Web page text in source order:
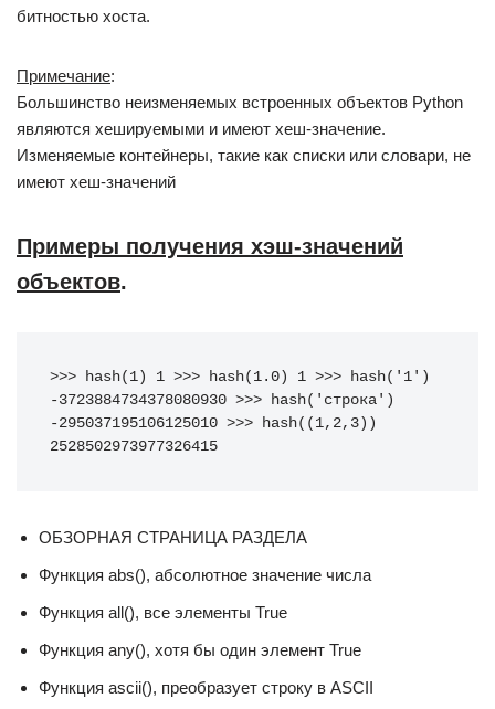
битностью хоста.
Примечание:
Большинство неизменяемых встроенных объектов Python
являются хешируемыми и имеют хеш-значение.
Изменяемые контейнеры, такие как списки или словари, не
имеют хеш-значений
Примеры получения хэш-значений
объектов.
>>> hash( 1 ) 1 >>> hash( 1.0 ) 1 >>> hash( '1' )
-3723884734378080930 >>> hash( 'строка' )
-295037195106125010 >>> hash(( 1, 2, 3 ))
2528502973977326415
ОБЗОРНАЯ СТРАНИЦА РАЗДЕЛА
Функция abs(), абсолютное значение числа
Функция all(), все элементы True
Функция any(), хотя бы один элемент True
Функция ascii(), преобразует строку в ASCII